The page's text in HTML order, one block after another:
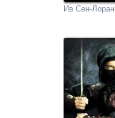
Ив Сен-Лоран